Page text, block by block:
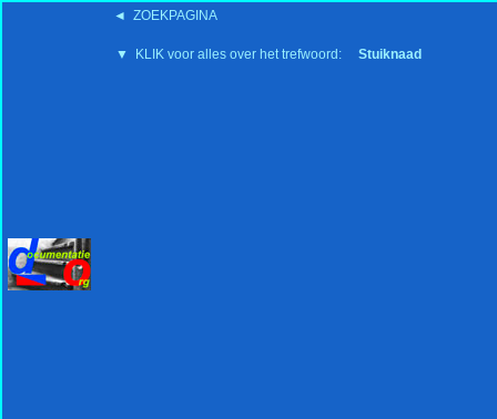
◄ ZOEKPAGINA
▼ KLIK voor alles over het trefwoord: Stuiknaad
'15:19 19-2-2008